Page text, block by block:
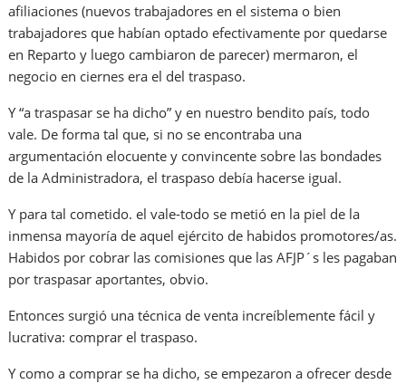
afiliaciones (nuevos trabajadores en el sistema o bien
trabajadores que habían optado efectivamente por quedarse
en Reparto y luego cambiaron de parecer) mermaron, el
negocio en ciernes era el del traspaso.
Y “a traspasar se ha dicho” y en nuestro bendito país, todo
vale. De forma tal que, si no se encontraba una
argumentación elocuente y convincente sobre las bondades
de la Administradora, el traspaso debía hacerse igual.
Y para tal cometido. el vale-todo se metió en la piel de la
inmensa mayoría de aquel ejército de habidos promotores/as.
Habidos por cobrar las comisiones que las AFJP´s les pagaban
por traspasar aportantes, obvio.
Entonces surgió una técnica de venta increíblemente fácil y
lucrativa: comprar el traspaso.
Y como a comprar se ha dicho, se empezaron a ofrecer desde